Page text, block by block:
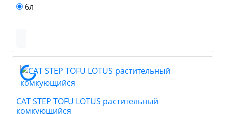
6л
CAT STEP TOFU LOTUS растительный
комкующийся